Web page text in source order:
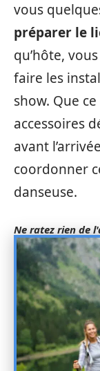
vous
préparer le
qu’hôte,
faire les
show. Que
accessoires
avant
coordonner
danseuse.
Ne ratez rien de